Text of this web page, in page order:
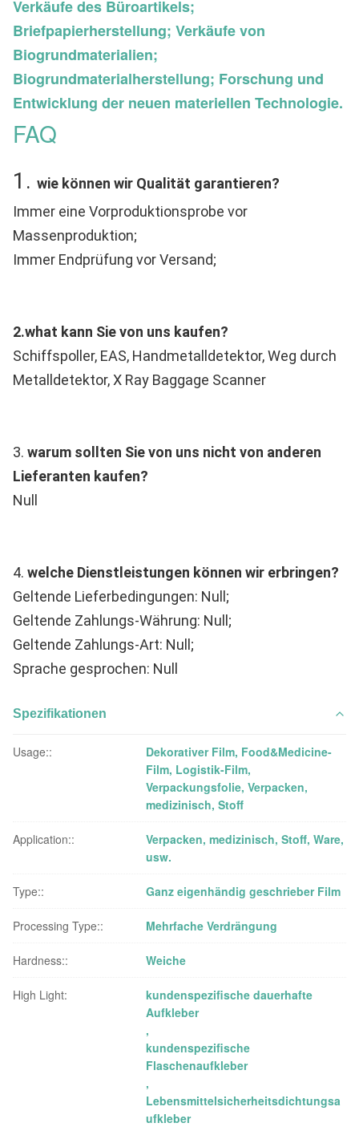
Verkäufe des Büroartikels;
Briefpapierherstellung; Verkäufe von
Biogrundmaterialien;
Biogrundmaterialherstellung; Forschung und
Entwicklung der neuen materiellen Technologie.
FAQ
1. wie können wir Qualität garantieren?
Immer eine Vorproduktionsprobe vor
Massenproduktion;
Immer Endprüfung vor Versand;
2.what kann Sie von uns kaufen?
Schiffspoller, EAS, Handmetalldetektor, Weg durch
Metalldetektor, X Ray Baggage Scanner
3. warum sollten Sie von uns nicht von anderen
Lieferanten kaufen?
Null
4. welche Dienstleistungen können wir erbringen?
Geltende Lieferbedingungen: Null;
Geltende Zahlungs-Währung: Null;
Geltende Zahlungs-Art: Null;
Sprache gesprochen: Null
Spezifikationen
Usage::
Dekorativer Film, Food&Medicine-
Film, Logistik-Film,
Verpackungsfolie, Verpacken,
medizinisch, Stoff
Application::
Verpacken, medizinisch, Stoff, Ware,
usw.
Type:: Ganz eigenhändig geschrieber Film
Processing Type:: Mehrfache Verdrängung
Hardness:: Weiche
High Light:
kundenspezifische dauerhafte
Aufkleber
,
kundenspezifische
Flaschenaufkleber
,
Lebensmittelsicherheitsdichtungsa
ufkleber